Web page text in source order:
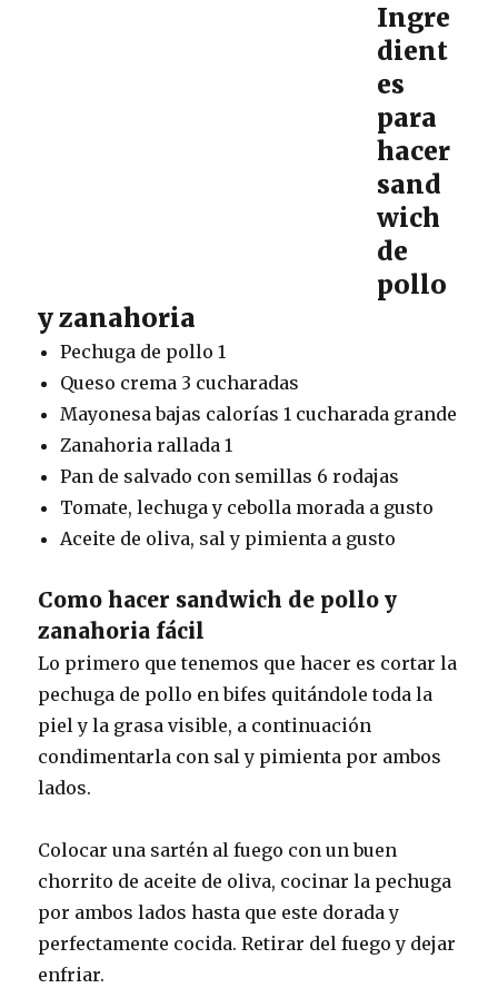
Ingre
dient
es
para
hacer
sand
wich
de
pollo
y zanahoria
Pechuga de pollo 1
Queso crema 3 cucharadas
Mayonesa bajas calorías 1 cucharada grande
Zanahoria rallada 1
Pan de salvado con semillas 6 rodajas
Tomate, lechuga y cebolla morada a gusto
Aceite de oliva, sal y pimienta a gusto
Como hacer sandwich de pollo y
zanahoria fácil
Lo primero que tenemos que hacer es cortar la
pechuga de pollo en bifes quitándole toda la
piel y la grasa visible, a continuación
condimentarla con sal y pimienta por ambos
lados.
Colocar una sartén al fuego con un buen
chorrito de aceite de oliva, cocinar la pechuga
por ambos lados hasta que este dorada y
perfectamente cocida. Retirar del fuego y dejar
enfriar.